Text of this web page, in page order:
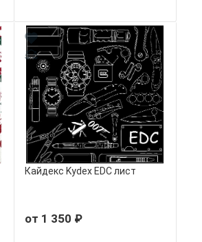
Кайдекс Kydex EDC лист
от 1 350 ₽